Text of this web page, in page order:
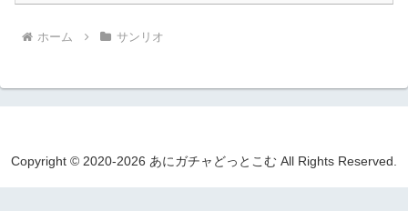
ホーム サンリオ
Copyright © 2020-2026 あにガチャどっとこむ All Rights Reserved.